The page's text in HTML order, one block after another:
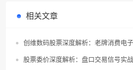
相关文章
创维数码股票深度解析：老牌消费电
股票委价深度解析：盘口交易信号实